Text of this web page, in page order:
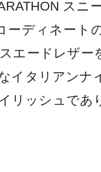
スニ
ーディネート
エードレザー
イタリアンナ
リッシュであ